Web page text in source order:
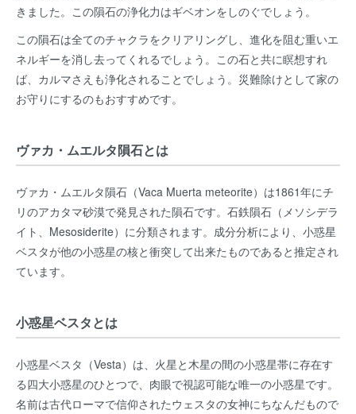
きました。この隕石の浄化力はギベオンをしのぐでしょう。
この隕石は全てのチャクラをクリアリングし、進化を阻む重いエ
ネルギーを消し去ってくれるでしょう。この石と共に瞑想すれ
ば、カルマさえも浄化されることでしょう。災難除けとして家の
お守りにするのもおすすめです。
ヴァカ・ムエルタ隕石とは
ヴァカ・ムエルタ隕石（Vaca Muerta meteorite）は1861年にチ
リのアカタマ砂漠で発見された隕石です。石鉄隕石（メソシデラ
イト、Mesosiderite）に分類されます。成分分析により、小惑星
ベスタが他の小惑星の核と衝突して出来たものであると推定され
ています。
小惑星ベスタとは
小惑星ベスタ（Vesta）は、火星と木星の間の小惑星帯に存在す
る四大小惑星のひとつで、肉眼で視認可能な唯一の小惑星です。
名前は古代ローマで信仰されたウェスタの女神にちなんだもので